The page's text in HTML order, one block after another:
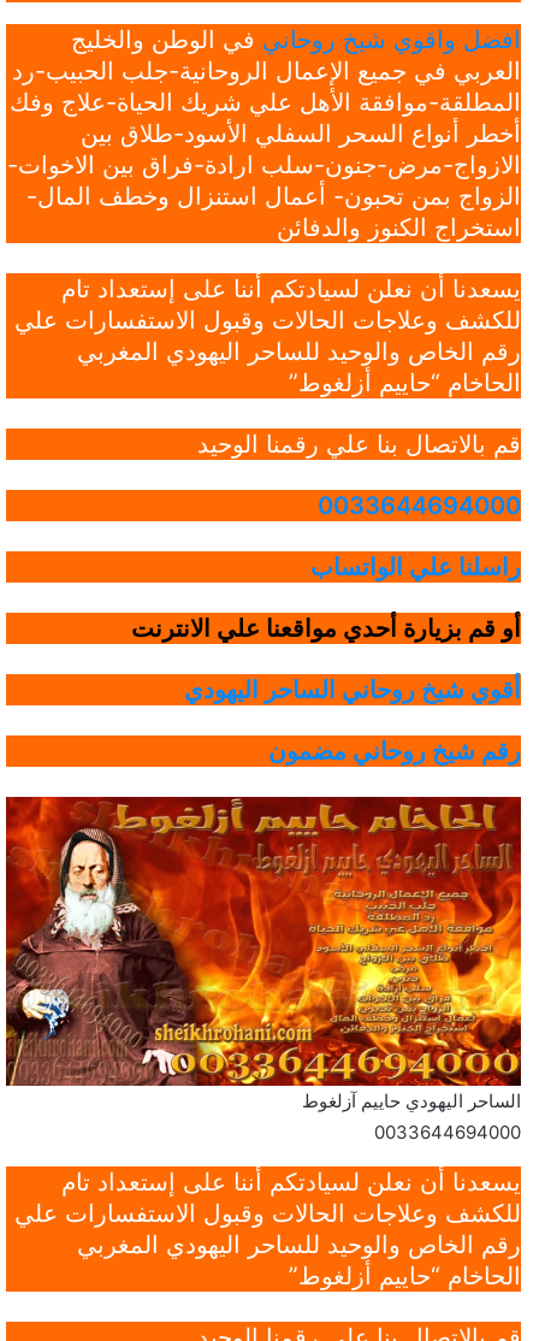
افضل واقوي شيخ روحاني في الوطن والخليج
العربي في جميع الإعمال الروحانية-جلب الحبيب-رد
المطلقة-موافقة الأهل علي شريك الحياة-علاج وفك
أخطر أنواع السحر السفلي الأسود-طلاق بين
الازواج-مرض-جنون-سلب ارادة-فراق بين الاخوات-
الزواج بمن تحبون- أعمال استنزال وخطف المال-
استخراج الكنوز والدفائن
يسعدنا أن نعلن لسيادتكم أننا على إستعداد تام
للكشف وعلاجات الحالات وقبول الاستفسارات علي
رقم الخاص والوحيد للساحر اليهودي المغربي
الحاخام “حاييم أزلغوط”
قم بالاتصال بنا علي رقمنا الوحيد
0033644694000
راسلنا علي الواتساب
أو قم بزيارة أحدي مواقعنا علي الانترنت
أقوي شيخ روحاني الساحر اليهودي
رقم شيخ روحاني مضمون
الساحر اليهودي حاييم آزلغوط
0033644694000
يسعدنا أن نعلن لسيادتكم أننا على إستعداد تام
للكشف وعلاجات الحالات وقبول الاستفسارات علي
رقم الخاص والوحيد للساحر اليهودي المغربي
الحاخام “حاييم أزلغوط”